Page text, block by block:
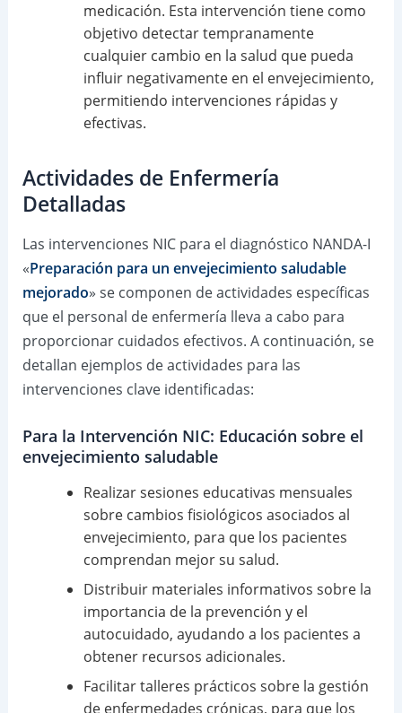
medicación. Esta intervención tiene como
objetivo detectar tempranamente
cualquier cambio en la salud que pueda
influir negativamente en el envejecimiento,
permitiendo intervenciones rápidas y
efectivas.
Actividades de Enfermería
Detalladas
Las intervenciones NIC para el diagnóstico NANDA-I
«Preparación para un envejecimiento saludable
mejorado» se componen de actividades específicas
que el personal de enfermería lleva a cabo para
proporcionar cuidados efectivos. A continuación, se
detallan ejemplos de actividades para las
intervenciones clave identificadas:
Para la Intervención NIC: Educación sobre el
envejecimiento saludable
Realizar sesiones educativas mensuales
sobre cambios fisiológicos asociados al
envejecimiento, para que los pacientes
comprendan mejor su salud.
Distribuir materiales informativos sobre la
importancia de la prevención y el
autocuidado, ayudando a los pacientes a
obtener recursos adicionales.
Facilitar talleres prácticos sobre la gestión
de enfermedades crónicas, para que los